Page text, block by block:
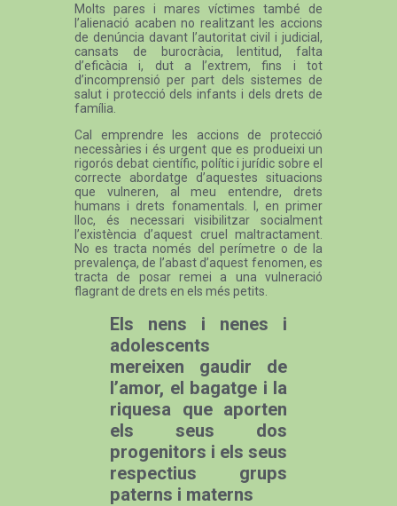
Molts pares i mares víctimes també de
l’alienació acaben no realitzant les accions
de denúncia davant l’autoritat civil i judicial,
cansats de burocràcia, lentitud, falta
d’eficàcia i, dut a l’extrem, fins i tot
d’incomprensió per part dels sistemes de
salut i protecció dels infants i dels drets de
família.
Cal emprendre les accions de protecció
necessàries i és urgent que es produeixi un
rigorós debat científic, polític i jurídic sobre el
correcte abordatge d’aquestes situacions
que vulneren, al meu entendre, drets
humans i drets fonamentals. I, en primer
lloc, és necessari visibilitzar socialment
l’existència d’aquest cruel maltractament.
No es tracta només del perímetre o de la
prevalença, de l’abast d’aquest fenomen, es
tracta de posar remei a una vulneració
flagrant de drets en els més petits.
Els nens i nenes i
adolescents
mereixen gaudir de
l’amor, el bagatge i la
riquesa que aporten
els seus dos
progenitors i els seus
respectius grups
paterns i materns